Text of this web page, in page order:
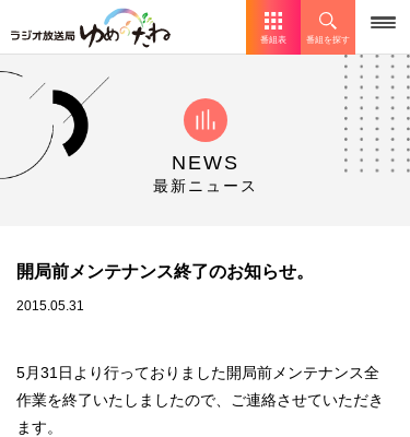
番組表 番組を探す
NEWS
最新ニュース
開局前メンテナンス終了のお知らせ。
2015.05.31
5月31日より行っておりました開局前メンテナンス全
作業を終了いたしましたので、ご連絡させていただき
ます。